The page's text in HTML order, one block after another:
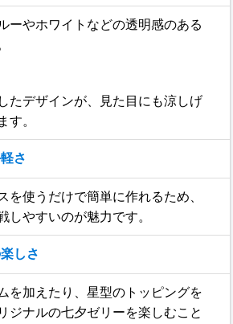
ーやホワイトなどの透明感のある
たデザインが、見た目にも涼しげ
す。
さ
を使うだけで簡単に作れるため、
しやすいのが魅力です。
しさ
を加えたり、星型のトッピングを
ジナルの七夕ゼリーを楽しむこと